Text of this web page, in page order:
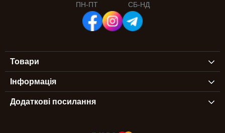
ПН-ПТ СБ-НД
Товари
Інформація
Додаткові посилання